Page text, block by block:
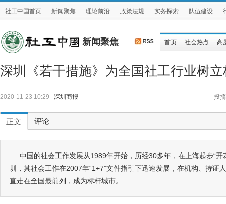
社工中国首页 新闻聚焦 理论前沿 政策法规 实务探索 队伍建设
新闻聚焦 首页 社会热点 高
深圳《若干措施》为全国社工行业树
2020-11-23 10:29 深圳商报 投搞
正文 评论
中国的社会工作发展从1989年开始，历经30多年，在上海起步“开
圳，其社会工作在2007年“1+7”文件指引下迅速发展，在机构、持证
直走在全国最前列，成为标杆城市。